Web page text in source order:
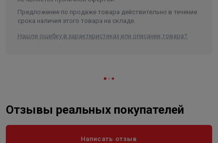
Предложение по продаже товара действительно в течение
срока наличия этого товара на складе.
Нашли ошибку в характеристиках или описании товара?
Отзывы реальных покупателей
Написать отзыв